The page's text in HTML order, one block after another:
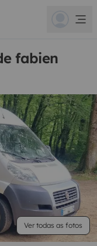
fabien
Ver todas as fotos